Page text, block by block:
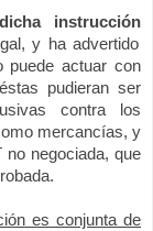
instrucción
y ha advertido
puede actuar con
pudieran ser
contra los
mercancías, y
no negociada, que
es conjunta de